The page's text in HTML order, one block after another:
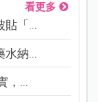
看更多
貼「...
水納...
，...